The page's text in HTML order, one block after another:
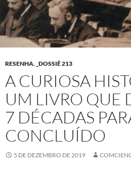
RESENHA, _DOSSIÊ 213
A CURIOSA
UM LIVRO QUE
7 DÉCADAS
CONCLUÍDO
5 DE DEZEMBRO DE 2019